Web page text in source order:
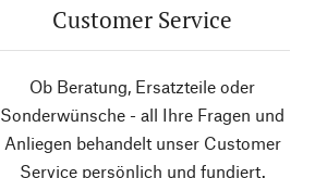
Customer Service
Ob Beratung, Ersatzteile oder
Sonderwünsche - all Ihre Fragen und
Anliegen behandelt unser Customer
Service persönlich und fundiert.